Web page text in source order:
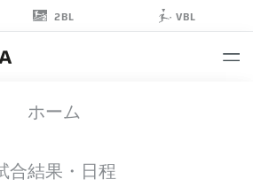
2BL VBL
ホーム
合結果・日程